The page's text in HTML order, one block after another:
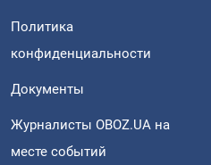
Политика
конфиденциальности
Документы
Журналисты OBOZ.UA на
месте событий